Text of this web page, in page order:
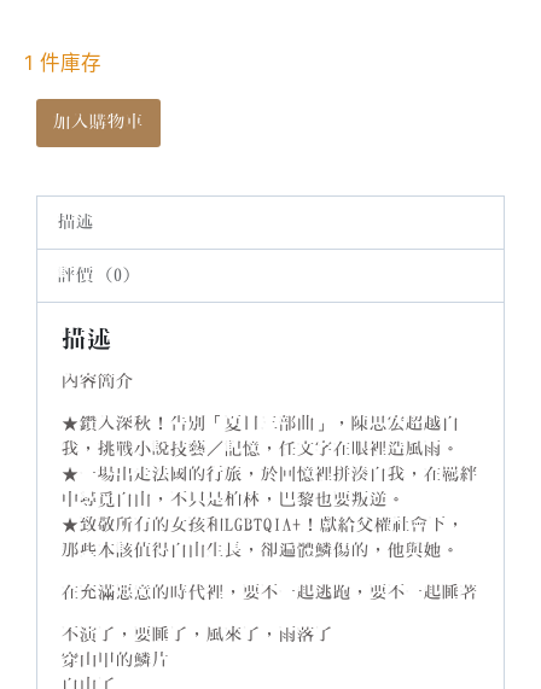
1 件庫存
加入購物車
描述
評價 (0)
描述
內容簡介
★鑽入深秋！告別「夏日三部曲」，陳思宏超越自
我，挑戰小說技藝／記憶，任文字在眼裡造風雨。
★一場出走法國的行旅，於回憶裡拼湊自我，在羈絆
中尋覓自由，不只是柏林，巴黎也要叛逆。
★致敬所有的女孩和LGBTQIA+！獻給父權社會下，
那些本該值得自由生長，卻遍體鱗傷的，他與她。
在充滿惡意的時代裡，要不一起逃跑，要不一起睡著
不演了，要睡了，風來了，雨落了
穿山甲的鱗片